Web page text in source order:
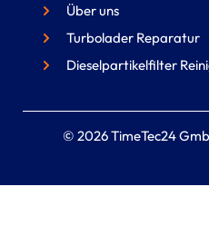
Über uns
Turbolader Reparatur
Dieselpartikelfilter
© 2026 TimeTec24